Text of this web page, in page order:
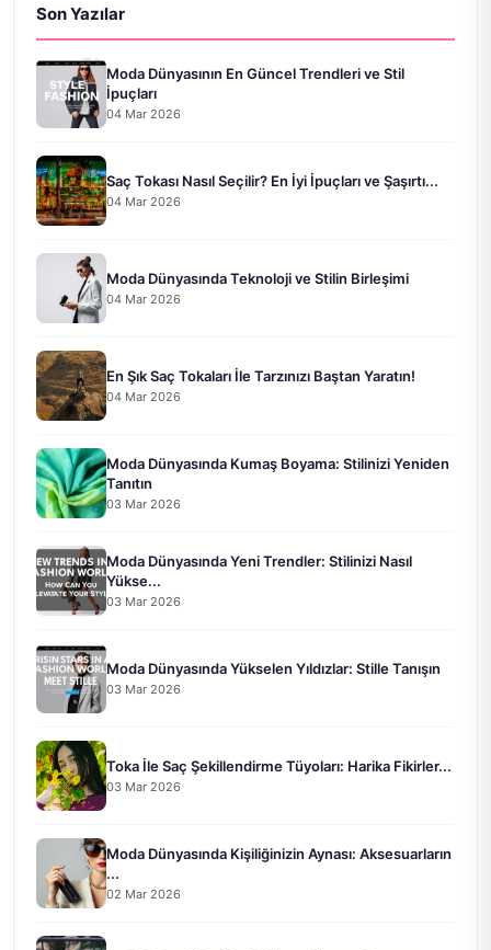
Son Yazılar
Moda Dünyasının En Güncel Trendleri ve Stil
İpuçları
04 Mar 2026
Saç Tokası Nasıl Seçilir? En İyi İpuçları ve Şaşırtı...
04 Mar 2026
Moda Dünyasında Teknoloji ve Stilin Birleşimi
04 Mar 2026
En Şık Saç Tokaları İle Tarzınızı Baştan Yaratın!
04 Mar 2026
Moda Dünyasında Kumaş Boyama: Stilinizi Yeniden
Tanıtın
03 Mar 2026
Moda Dünyasında Yeni Trendler: Stilinizi Nasıl
Yükse...
03 Mar 2026
Moda Dünyasında Yükselen Yıldızlar: Stille Tanışın
03 Mar 2026
Toka İle Saç Şekillendirme Tüyoları: Harika Fikirler...
03 Mar 2026
Moda Dünyasında Kişiliğinizin Aynası: Aksesuarların
...
02 Mar 2026